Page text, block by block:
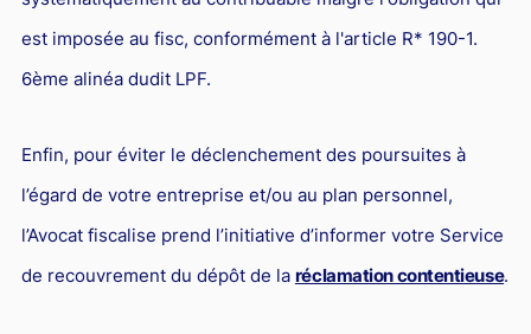
est imposée au fisc, conformément à l'article R* 190-1.
6ème alinéa dudit LPF.
Enfin, pour éviter le déclenchement des poursuites à
l’égard de votre entreprise et/ou au plan personnel,
l’Avocat fiscalise prend l’initiative d’informer votre Service
de recouvrement du dépôt de la réclamation contentieuse.